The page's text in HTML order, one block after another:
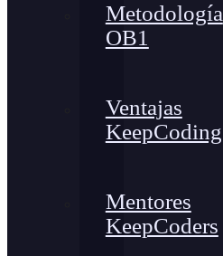
Metodología
OB1
Ventajas
KeepCoding
Mentores
KeepCoders